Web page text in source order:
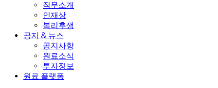
직무소개
인재상
복리후생
공지 & 뉴스
공지사항
원료소식
투자정보
원료 플랫폼